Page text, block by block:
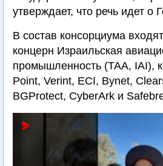
утверждает, что речь идет о
В состав консорциума
концерн Израильская
промышленность (ТАА, IAI),
Point, Verint, ECI, Bynet,
BGProtect, CyberArk и